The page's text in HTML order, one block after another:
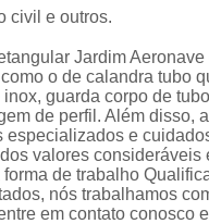
civil e outros.
Jardim
o de calandra tubo
guarda corpo de
de perfil. Além disso,
e
valores
de trabalho
nós trabalhamos
em contato conosco